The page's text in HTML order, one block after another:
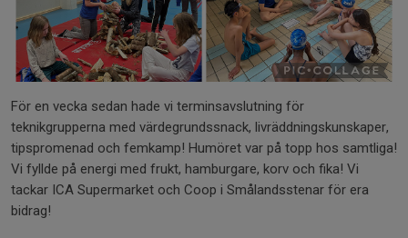
För en vecka sedan hade vi terminsavslutning för
teknikgrupperna med värdegrundssnack, livräddningskunskaper,
tipspromenad och femkamp! Humöret var på topp hos samtliga!
Vi fyllde på energi med frukt, hamburgare, korv och fika! Vi
tackar ICA Supermarket och Coop i Smålandsstenar för era
bidrag!